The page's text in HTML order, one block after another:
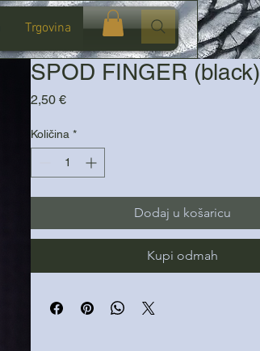
Trgovina
SPOD FINGER (black)
2,50 €Cijena
Količina *
Dodaj u košaricu
Kupi odmah